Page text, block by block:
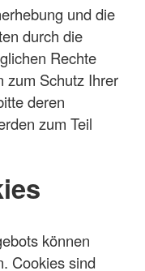
und die
durch die
Rechte
zum Schutz Ihrer
deren
zum Teil
können
Cookies sind